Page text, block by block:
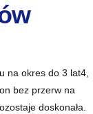
na okres do 3 lat4
bez przerw na
doskonała.